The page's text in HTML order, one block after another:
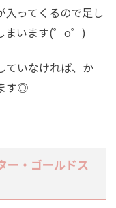
入ってくるので足し
まいます(゜o゜)
ていなければ、か
す◎
ー・ゴールドス